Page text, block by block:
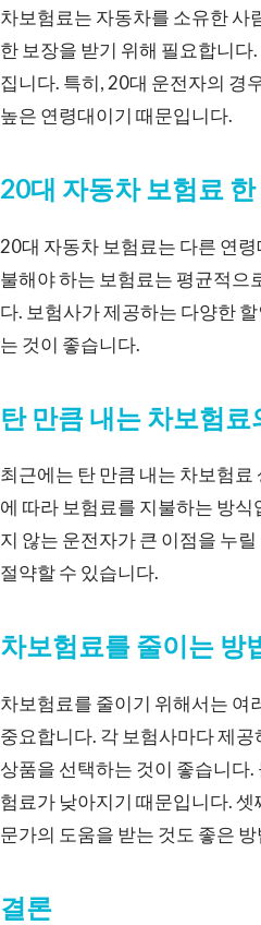
차보험료는 자동차를 소유한 사
한 보장을 받기 위해 필요합니
집니다. 특히, 20대 운전자의 경
높은 연령대이기 때문입니다.
20대 자동차 보험료
20대 자동차 보험료는 다른 연
불해야 하는 보험료는 평균적으
다. 보험사가 제공하는 다양한
는 것이 좋습니다.
탄 만큼 내는 차보험료
최근에는 탄 만큼 내는 차보험
에 따라 보험료를 지불하는 방
지 않는 운전자가 큰 이점을 누
절약할 수 있습니다.
차보험료를 줄이는 방
차보험료를 줄이기 위해서는 여
중요합니다. 각 보험사마다 제
상품을 선택하는 것이 좋습니다.
험료가 낮아지기 때문입니다. 셋
문가의 도움을 받는 것도 좋은
결론